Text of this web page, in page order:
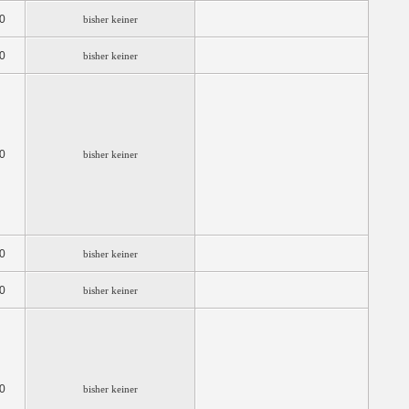
0 bisher keiner
0 bisher keiner
0 bisher keiner
0 bisher keiner
0 bisher keiner
0 bisher keiner